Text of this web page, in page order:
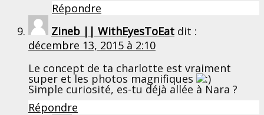
Répondre
Zineb || WithEyesToEat dit :
décembre 13, 2015 à 2:10
Le concept de ta charlotte est vraiment
super et les photos magnifiques
Simple curiosité, es-tu déjà allée à Nara ?
Répondre